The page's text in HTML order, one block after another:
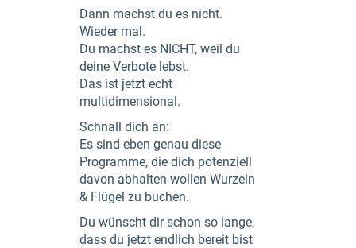
Dann machst du es nicht.
Wieder mal.
Du machst es NICHT, weil du
deine Verbote lebst.
Das ist jetzt echt
multidimensional.
Schnall dich an:
Es sind eben genau diese
Programme, die dich potenziell
davon abhalten wollen Wurzeln
& Flügel zu buchen.
Du wünscht dir schon so lange,
dass du jetzt endlich bereit bist